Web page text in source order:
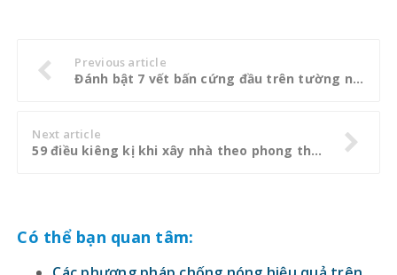
Previous article
Đánh bật 7 vết bấn cứng đầu trên tường nhà
Next article
59 điều kiêng kị khi xây nhà theo phong thuỷ
Có thể bạn quan tâm: